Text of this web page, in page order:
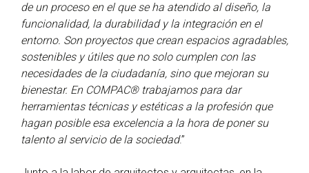
de un proceso en el que se ha atendido al diseño, la
funcionalidad, la durabilidad y la integración en el
entorno. Son proyectos que crean espacios agradables,
sostenibles y útiles que no solo cumplen con las
necesidades de la ciudadanía, sino que mejoran su
bienestar. En COMPAC® trabajamos para dar
herramientas técnicas y estéticas a la profesión que
hagan posible esa excelencia a la hora de poner su
talento al servicio de la sociedad.”